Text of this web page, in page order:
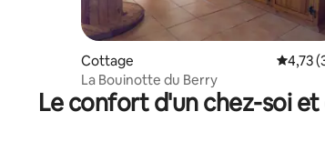
Cottage
4,73
La Bouinotte du Berry
Le confort d'un chez-soi